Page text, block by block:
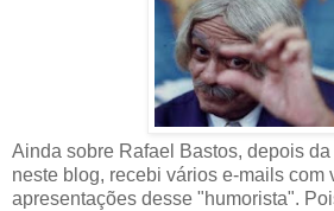
Ainda sobre Rafael Bastos, depois
neste blog, recebi vários e-mails com
apresentações desse "humorista".